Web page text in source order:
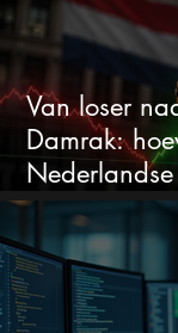
Van loser
Damrak:
stijgen?